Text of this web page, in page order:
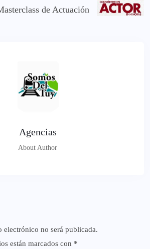
de Actuación
Agencias
About Author
electrónico no será publicada.
están marcados con *